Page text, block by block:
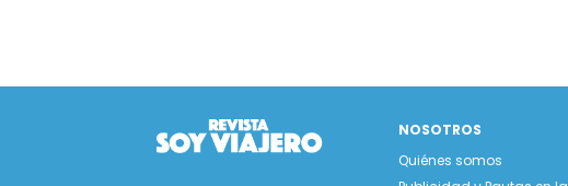
NOSOTROS
Quiénes somos